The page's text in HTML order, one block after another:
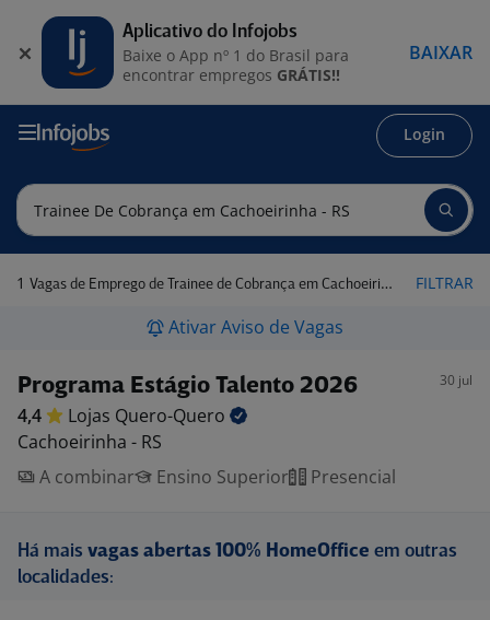
Login
1 Vagas de Emprego de Trainee de Cobrança em Cachoeirinha - RS FILTRAR
Ativar Aviso de Vagas
Programa Estágio Talento 2026 30 jul
4,4 Lojas Quero-Quero
Cachoeirinha - RS
A combinar
Ensino Superior Presencial
Há mais vagas abertas 100% HomeOffice em outras
localidades:
Aplicativo do Infojobs
Baixe o App nº 1 do Brasil para
encontrar empregos GRÁTIS!!
BAIXAR